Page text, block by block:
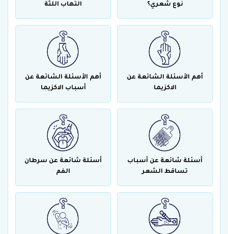
نوع شعري؟
التهاب اللثة
أهم الأسئلة الشائعة عن
الاكزيما
أهم الأسئلة الشائعة عن
أسباب الاكزيما
أسئلة شائعة عن أسباب
تساقط الشعر
أسئلة شائعة عن سرطان
الفم